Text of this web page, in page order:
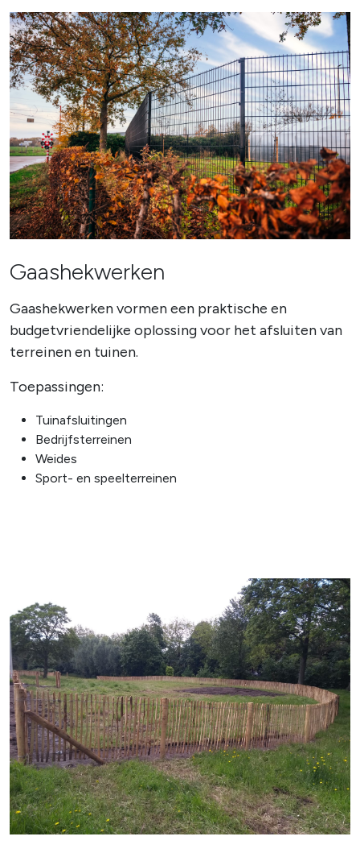
Gaashekwerken
Gaashekwerken vormen een praktische en
budgetvriendelijke oplossing voor het afsluiten van
terreinen en tuinen.
Toepassingen:
Tuinafsluitingen
Bedrijfsterreinen
Weides
Sport- en speelterreinen